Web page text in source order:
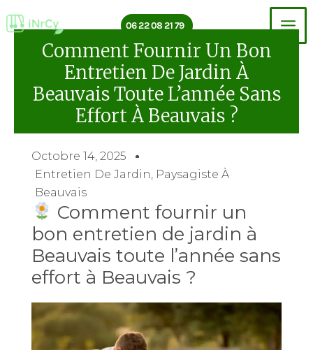
au
06 22 08 21 79
Comment Fournir Un Bon
Entretien De Jardin À
Beauvais Toute L’année Sans
Effort À Beauvais ?
Octobre 14, 2025
Entretien De Jardin, Paysagiste À
Beauvais
Comment fournir un
bon entretien de jardin à
Beauvais toute l’année sans
effort à Beauvais ?